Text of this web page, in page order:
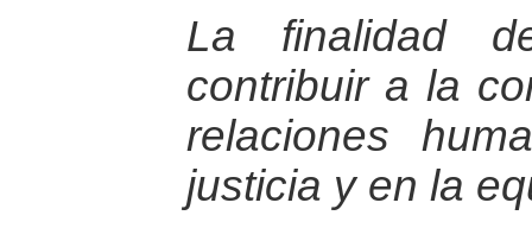
La finalidad
contribuir a la
relaciones
justicia y en la